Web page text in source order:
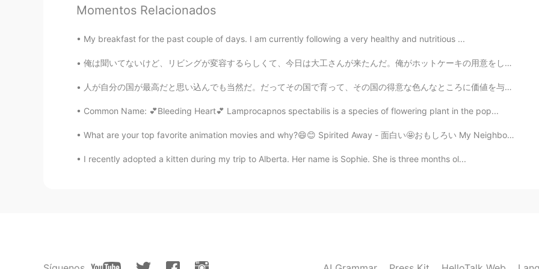
@Kay ケイ I think so. I saw a lot of ppl enjoyed skating when I live in Canada.
EN JP
@ichi it was 😁✨
Kay ケイ 2021.01.15 03:20
really well
Kay ケイ
Momentos Relacionados
My breakfast for the past couple of days. I am currently following a very healthy and nutritious ...
俺は聞いてないけど、リビングが変容するらしくて、今日は大工さんが来たんだ。俺がホットケーキの用意をしてる間に、大工さんはいろいろ回って確認して、"終わったらみんながくつろぐ場所あるから楽しみです...
人が自分の国が最高だと思い込んでも当然だ。だってその国で育って、その国の得意な色んなところに価値を与えるように子供の時から刷り込まれてきたんだから。自由と独立を(比較的に)重視しない日本人には銃...
Common Name: 💕Bleeding Heart💕 Lamprocapnos spectabilis is a species of flowering plant in the pop...
What are your top favorite animation movies and why?😄😊 Spirited Away - 面白い🤩おもしろい My Neighbour Tot...
I recently adopted a kitten during my trip to Alberta. Her name is Sophie. She is three months ol...